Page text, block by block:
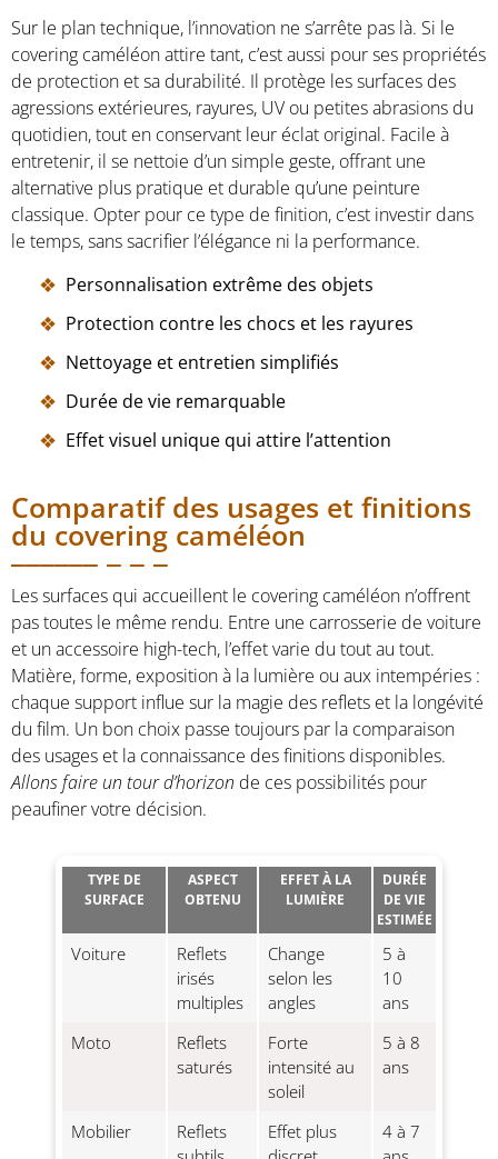
Sur le plan technique, l’innovation ne s’arrête pas là. Si le
covering caméléon attire tant, c’est aussi pour ses propriétés
de protection et sa durabilité. Il protège les surfaces des
agressions extérieures, rayures, UV ou petites abrasions du
quotidien, tout en conservant leur éclat original. Facile à
entretenir, il se nettoie d’un simple geste, offrant une
alternative plus pratique et durable qu’une peinture
classique. Opter pour ce type de finition, c’est investir dans
le temps, sans sacrifier l’élégance ni la performance.
Personnalisation extrême des objets
Protection contre les chocs et les rayures
Nettoyage et entretien simplifiés
Durée de vie remarquable
Effet visuel unique qui attire l’attention
Comparatif des usages et finitions
du covering caméléon
Les surfaces qui accueillent le covering caméléon n’offrent
pas toutes le même rendu. Entre une carrosserie de voiture
et un accessoire high-tech, l’effet varie du tout au tout.
Matière, forme, exposition à la lumière ou aux intempéries :
chaque support influe sur la magie des reflets et la longévité
du film. Un bon choix passe toujours par la comparaison
des usages et la connaissance des finitions disponibles.
Allons faire un tour d’horizon de ces possibilités pour
peaufiner votre décision.
TYPE DE
SURFACE
ASPECT
OBTENU
EFFET À LA
LUMIÈRE
DURÉE
DE VIE
ESTIMÉE
Voiture
Reflets
irisés
multiples
Change
selon les
angles
5 à
10
ans
Moto
Reflets
saturés
Forte
intensité au
soleil
5 à 8
ans
Mobilier
Reflets
Effet plus
4 à 7